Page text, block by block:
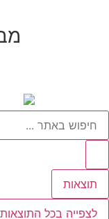
תוצאות
לצפייה בכל התוצאות